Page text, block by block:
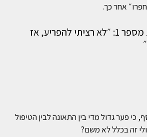
אחר כך.
הטעות הקלאסית מספר 1: ״לא רציתי להפריע, אז
כי פער גדול מדי בין התאונה לבין הטיפול
זה בכלל לא משם?